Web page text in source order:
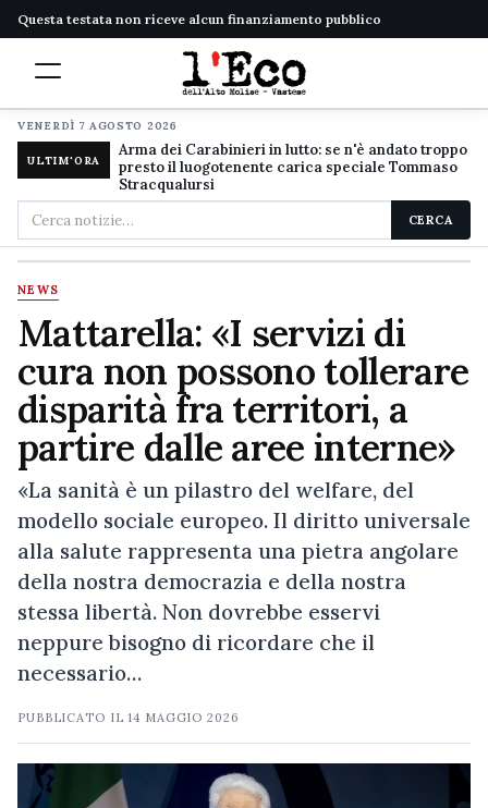
Questa testata non riceve alcun finanziamento pubblico
VENERDÌ 7 AGOSTO 2026
ULTIM'ORA
Arma dei Carabinieri in lutto: se n'è andato troppo
presto il luogotenente carica speciale Tommaso
Stracqualursi
Cerca
nel
sito
CERCA
NEWS
Mattarella: «I servizi di
cura non possono tollerare
disparità fra territori, a
partire dalle aree interne»
«La sanità è un pilastro del welfare, del
modello sociale europeo. Il diritto universale
alla salute rappresenta una pietra angolare
della nostra democrazia e della nostra
stessa libertà. Non dovrebbe esservi
neppure bisogno di ricordare che il
necessario…
PUBBLICATO IL14 MAGGIO 2026